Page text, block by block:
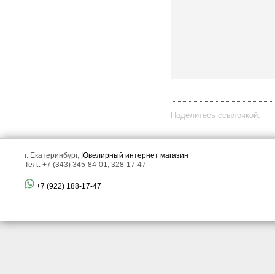
Поделитесь ссылочкой:
г. Екатеринбург, Ювелирный интернет магазин
Тел.: +7 (343) 345-84-01, 328-17-47
+7 (922) 188-17-47